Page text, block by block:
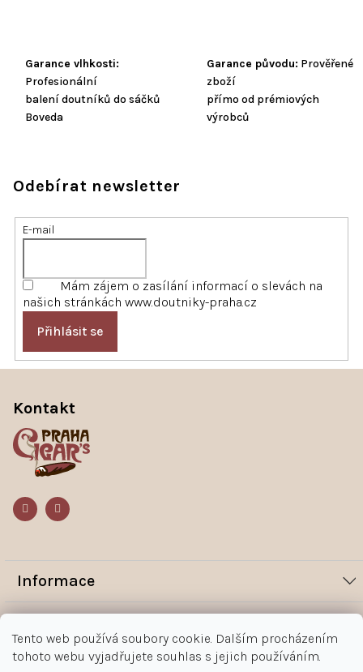
Tento web používá soubory cookie. Dalším procházením
tohoto webu vyjadřujete souhlas s jejich používáním.
Garance vlhkosti:
Profesionální
balení doutníků do sáčků
Boveda
Garance původu: Prověřené
zboží
přímo od prémiových
výrobců
Odebírat newsletter
E-mail
Mám zájem o zasílání informací o slevách na
našich stránkách www.doutniky-praha.cz
Přihlásit se
Informace
Novinky
Magazín
Jak nakupovat
Kontakt
Kontakt